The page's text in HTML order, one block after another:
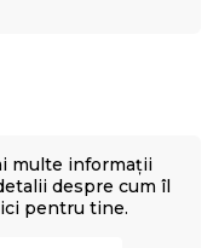
multe informații
despre cum îl
pentru tine.